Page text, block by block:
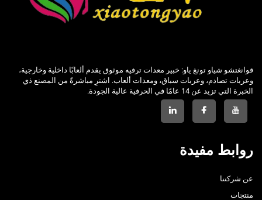
قوانغتشو شياو تونغ ياو: خبير معدات ترفيه موثوق يقدم ألعابًا داخلية وخارجية،
وعربات تصادم، وعربات سباق، ومعدات ألعاب. اشترِ مباشرةً من المصنع ذي
الخبرة التي تزيد عن 14 عامًا في الحرفية عالية الجودة.
روابط مفيدة
عن شركتنا
منتجات